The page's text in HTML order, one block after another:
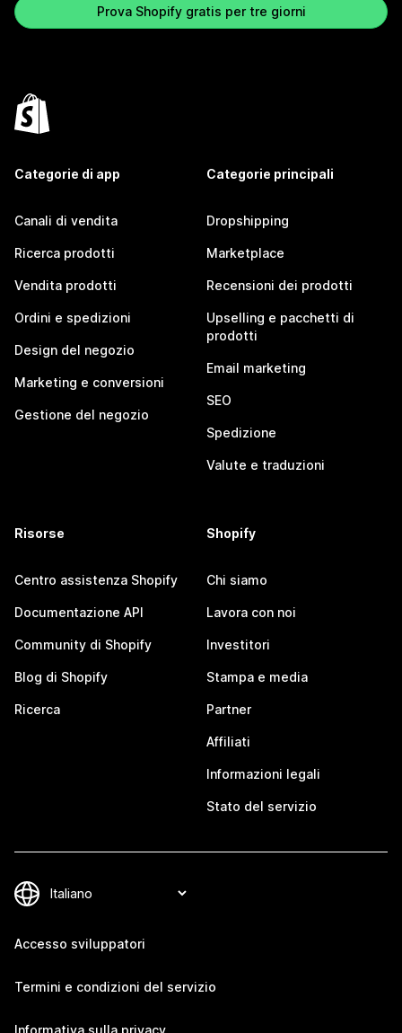
Prova Shopify gratis per tre giorni
Categorie di app
Canali di vendita
Ricerca prodotti
Vendita prodotti
Ordini e spedizioni
Design del negozio
Marketing e conversioni
Gestione del negozio
Categorie principali
Dropshipping
Marketplace
Recensioni dei prodotti
Upselling e pacchetti di
prodotti
Email marketing
SEO
Spedizione
Valute e traduzioni
Risorse
Centro assistenza Shopify
Documentazione API
Community di Shopify
Blog di Shopify
Ricerca
Shopify
Chi siamo
Lavora con noi
Investitori
Stampa e media
Partner
Affiliati
Informazioni legali
Stato del servizio
Accesso sviluppatori
Termini e condizioni del servizio